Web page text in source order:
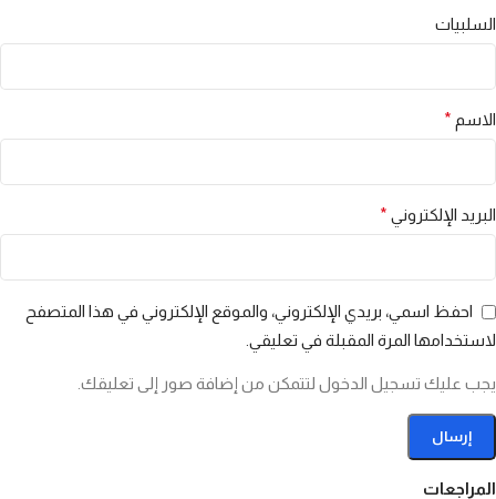
المراجعات
السلبيات
الاسم *
البريد الإلكتروني *
احفظ اسمي، بريدي الإلكتروني، والموقع الإلكتروني في هذا المتصفح
لاستخدامها المرة المقبلة في تعليقي.
يجب عليك تسجيل الدخول لتتمكن من إضافة صور إلى تعليقك.